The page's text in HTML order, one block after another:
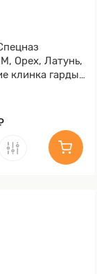
Орех, Латунь,
клинка гарды